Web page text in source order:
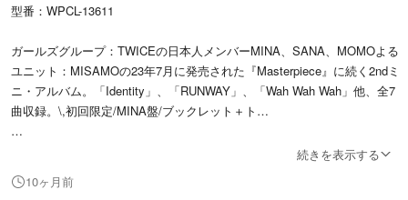
型番：WPCL-13611
ガールズグループ：TWICEの日本人メンバーMINA、SANA、MOMOよる
ユニット：MISAMOの23年7月に発売された『Masterpiece』に続く2ndミ
ニ・アルバム。「Identity」、「RUNWAY」、「Wah Wah Wah」他、全7
曲収録。\,初回限定/MINA盤/ブックレット＋ト…
#エンタメ/ホビー
続きを表示する
10ヶ月前